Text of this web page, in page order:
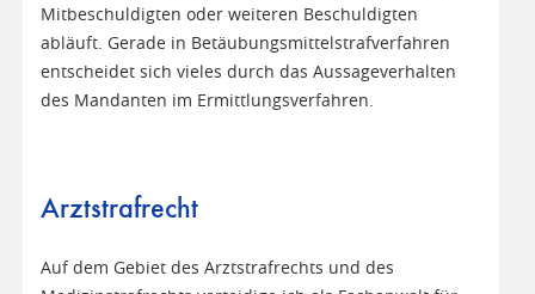
Mitbeschuldigten oder weiteren Beschuldigten
abläuft. Gerade in Betäubungsmittelstrafverfahren
entscheidet sich vieles durch das Aussageverhalten
des Mandanten im Ermittlungsverfahren.
Arztstrafrecht
Auf dem Gebiet des Arztstrafrechts und des